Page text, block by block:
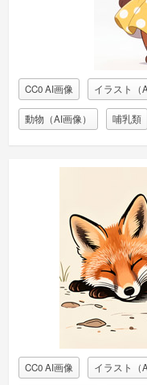
CC0 AI画像 イラスト（
動物（AI画像） 哺乳類
CC0 AI画像 イラスト（